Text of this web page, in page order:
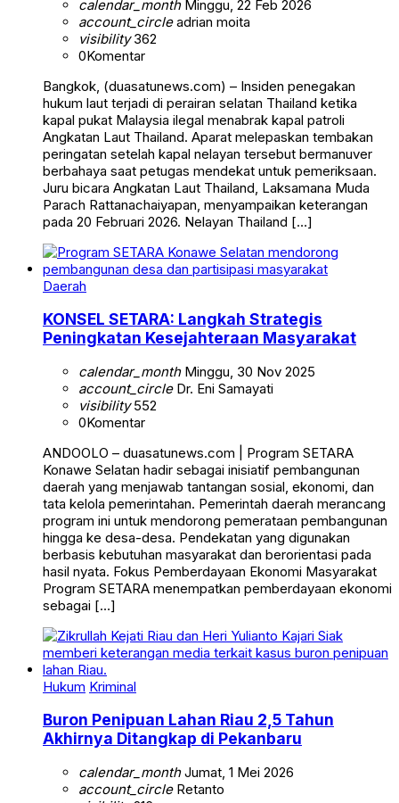
calendar_monthMinggu, 22 Feb 2026
account_circleadrian moita
visibility362
0Komentar
Bangkok, (duasatunews.com) – Insiden penegakan
hukum laut terjadi di perairan selatan Thailand ketika
kapal pukat Malaysia ilegal menabrak kapal patroli
Angkatan Laut Thailand. Aparat melepaskan tembakan
peringatan setelah kapal nelayan tersebut bermanuver
berbahaya saat petugas mendekat untuk pemeriksaan.
Juru bicara Angkatan Laut Thailand, Laksamana Muda
Parach Rattanachaiyapan, menyampaikan keterangan
pada 20 Februari 2026. Nelayan Thailand […]
Daerah
KONSEL SETARA: Langkah Strategis
Peningkatan Kesejahteraan Masyarakat
calendar_monthMinggu, 30 Nov 2025
account_circleDr. Eni Samayati
visibility552
0Komentar
ANDOOLO – duasatunews.com | Program SETARA
Konawe Selatan hadir sebagai inisiatif pembangunan
daerah yang menjawab tantangan sosial, ekonomi, dan
tata kelola pemerintahan. Pemerintah daerah merancang
program ini untuk mendorong pemerataan pembangunan
hingga ke desa-desa. Pendekatan yang digunakan
berbasis kebutuhan masyarakat dan berorientasi pada
hasil nyata. Fokus Pemberdayaan Ekonomi Masyarakat
Program SETARA menempatkan pemberdayaan ekonomi
sebagai […]
Hukum Kriminal
Buron Penipuan Lahan Riau 2,5 Tahun
Akhirnya Ditangkap di Pekanbaru
calendar_monthJumat, 1 Mei 2026
account_circleRetanto